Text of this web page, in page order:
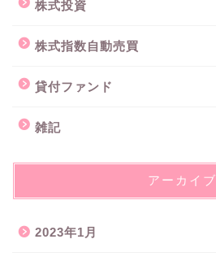
株式投資
株式指数自動売買
貸付ファンド
雑記
アーカイブ
2023年1月